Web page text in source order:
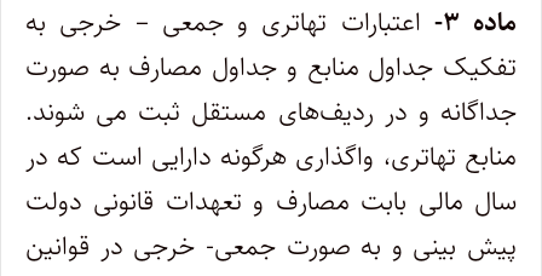
ماده ۳-
اعتبارات تهاتری و جمعی – خرجی به
تفکیک جداول منابع و جداول مصارف به صورت
جداگانه و در ردیف‌های مستقل ثبت می شوند.
منابع تهاتری، واگذاری هرگونه دارایی است که در
سال مالی بابت مصارف و تعهدات قانونی دولت
پیش بینی و به صورت جمعی- خرجی در قوانین